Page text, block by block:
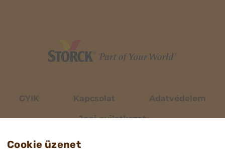
GYIK Kapcsolat Adatvédelem
Jogi nyilatkozat
Cookie üzenet